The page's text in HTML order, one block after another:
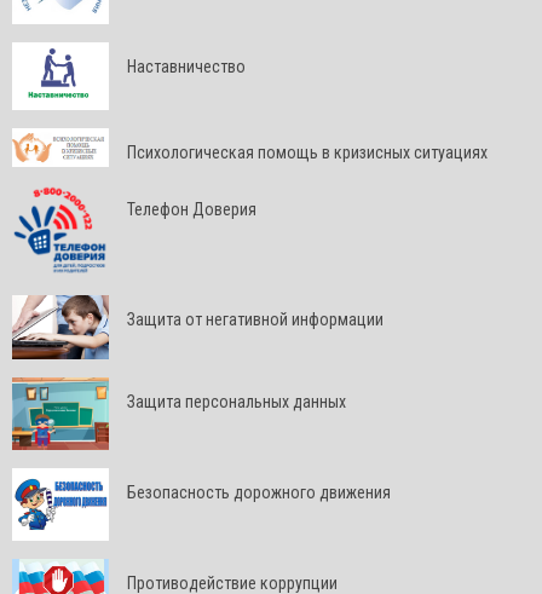
Наставничество
Психологическая помощь в кризисных ситуациях
Телефон Доверия
Защита от негативной информации
Защита персональных данных
Безопасность дорожного движения
Противодействие коррупции